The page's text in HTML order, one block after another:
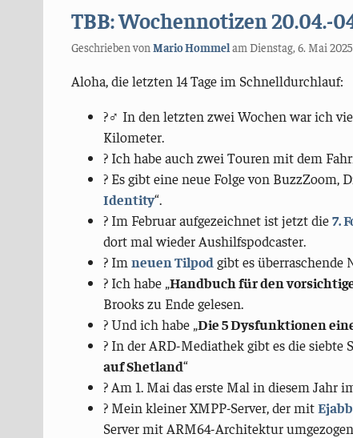
TBB: Wochennotizen 20.04.-
Geschrieben von Mario Hommelam Dienstag, 6. Mai 2025
Aloha, die letzten 14 Tage im Schnelldurchlauf:
?‍♂️ In den letzten zwei Wochen war ich
Kilometer.
? Ich habe auch zwei Touren mit dem
?️ Es gibt eine neue Folge von BuzzZoom,
Identity“.
?️ Im Februar aufgezeichnet ist jetzt die7.
dort mal wieder Aushilfspodcaster.
? Im neuen Tilpod gibt es überraschende
? Ich habe „Handbuch für den
Brooks zu Ende gelesen.
? Und ich habe „Die 5 Dysfunktionen
? In der ARD-Mediathek gibt es die
auf Shetland“
? Am 1. Mai das erste Mal in diesem Jahr
?️ Mein kleiner XMPP-Server, der mit
Server mit ARM64-Architektur